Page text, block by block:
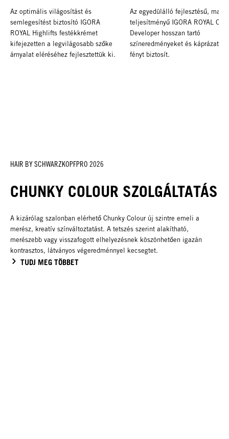
Az optimális világosítást és
semlegesítést biztosító IGORA
ROYAL Highlifts festékkrémet
kifejezetten a legvilágosabb szőke
árnyalat eléréséhez fejlesztettük ki.
Az egyedülálló fejlesztésű,
teljesítményű IGORA ROYAL Oil
Developer hosszan tartó
színeredményeket és káprázatos
fényt biztosít.
HAIR BY SCHWARZKOPFPRO 2026
CHUNKY COLOUR SZOLGÁLTATÁS
A kizárólag szalonban elérhető Chunky Colour új szintre emeli a
merész, kreatív színváltoztatást. A tetszés szerint alakítható,
merészebb vagy visszafogott elhelyezésnek köszönhetően igazán
kontrasztos, látványos végeredménnyel kecsegtet.
TUDJ MEG TÖBBET